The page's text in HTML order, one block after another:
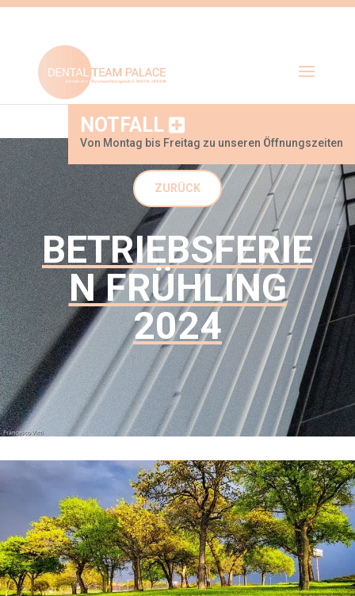
NOTFALL
Von Montag bis Freitag zu unseren Öffnungszeiten
ZURÜCK
BETRIEBSFERIE
N FRÜHLING
2024